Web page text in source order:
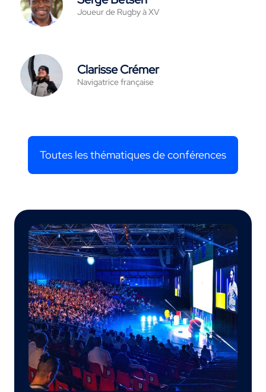
Joueur de Rugby à XV
Clarisse Crémer
Navigatrice française
Toutes les thématiques de conférences